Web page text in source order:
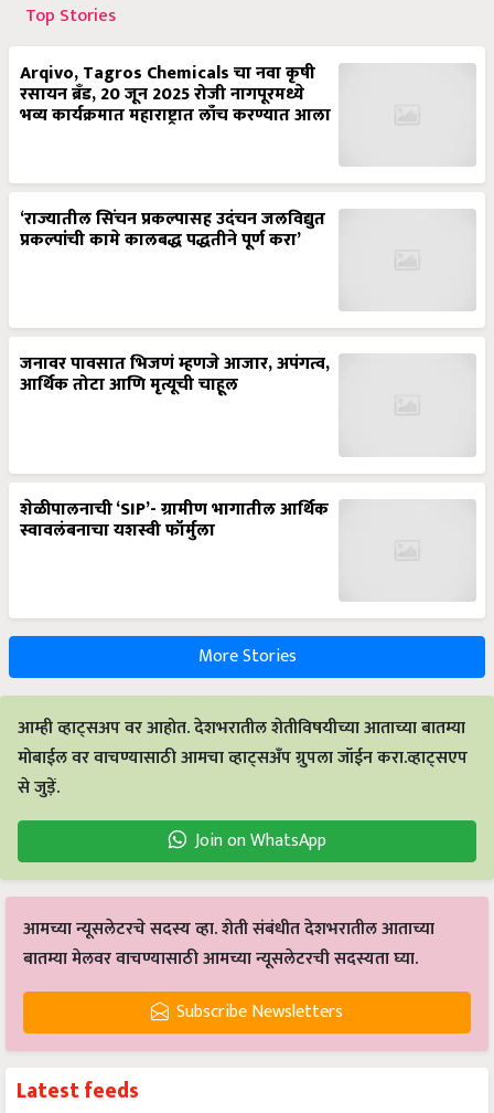
Top Stories
Arqivo, Tagros Chemicals चा नवा कृषी
रसायन ब्रँड, 20 जून 2025 रोजी नागपूरमध्ये
भव्य कार्यक्रमात महाराष्ट्रात लाँच करण्यात आला
‘राज्यातील सिंचन प्रकल्पासह उदंचन जलविद्युत
प्रकल्पांची कामे कालबद्ध पद्धतीने पूर्ण करा’
जनावर पावसात भिजणं म्हणजे आजार, अपंगत्व,
आर्थिक तोटा आणि मृत्यूची चाहूल
शेळीपालनाची ‘SIP’- ग्रामीण भागातील आर्थिक
स्वावलंबनाचा यशस्वी फॉर्मुला
More Stories
आम्ही व्हाट्सअप वर आहोत. देशभरातील शेतीविषयीच्या आताच्या बातम्या
मोबाईल वर वाचण्यासाठी आमचा व्हाट्सअँप ग्रुपला जॉईन करा.व्हाट्सएप
से जुड़ें.
Join on WhatsApp
आमच्या न्यूसलेटरचे सदस्य व्हा. शेती संबंधीत देशभरातील आताच्या
बातम्या मेलवर वाचण्यासाठी आमच्या न्यूसलेटरची सदस्यता घ्या.
Subscribe Newsletters
Latest feeds